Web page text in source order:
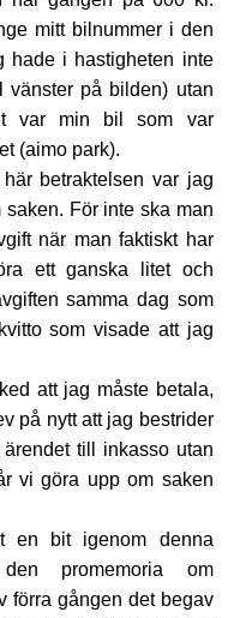
mitt bilnummer i den
hade i hastigheten inte
vänster på bilden) utan
var min bil som var
(aimo park).
betraktelsen var jag
För inte ska man
när man faktiskt har
ett ganska litet och
samma dag som
som visade att jag
att jag måste betala,
på nytt att jag bestrider
till inkasso utan
vi göra upp om saken
en bit igenom denna
promemoria om
förra gången det begav